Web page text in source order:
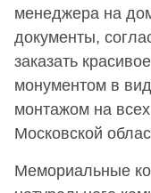
менеджера на
документы,
заказать
монументом в
монтажом на
Московской
Мемориальные